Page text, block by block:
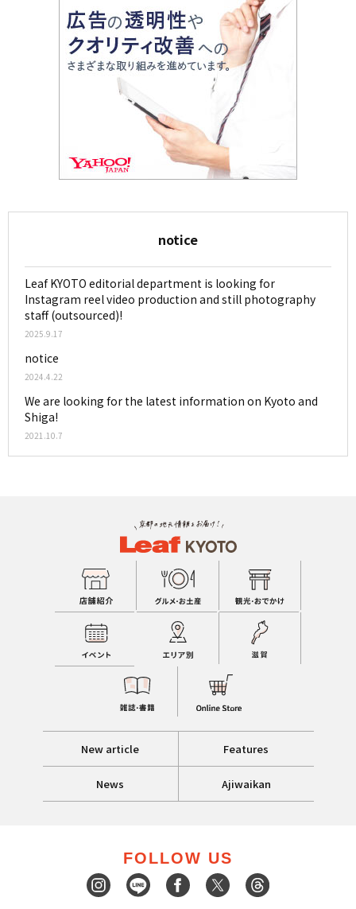
notice
Leaf KYOTO editorial department is looking for
Instagram reel video production and still photography
staff (outsourced)!
2025.9.17
notice
2024.4.22
We are looking for the latest information on Kyoto and
Shiga!
2021.10.7
New article Features
News Ajiwaikan
FOLLOW US